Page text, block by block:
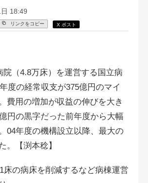
18:49
リンクをコピー X ポスト
（4.8万床）を運営する国立病
度の経常収支が375億円のマイ
費用の増加が収益の伸びを大き
円の黒字だった前年度から大幅
04年度の機構設立以降、最大の
。【渕本稔】
の病床を削減するなど病棟運営